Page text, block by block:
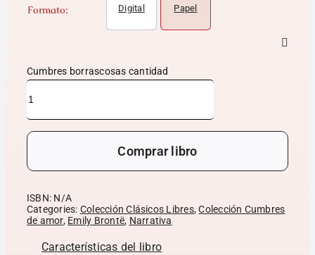
Formato: Digital Papel
Cumbres borrascosas cantidad
Comprar libro
ISBN: N/A
Categories: Colección Clásicos Libres,Colección Cumbres
de amor, Emily Brontë, Narrativa
Características del libro